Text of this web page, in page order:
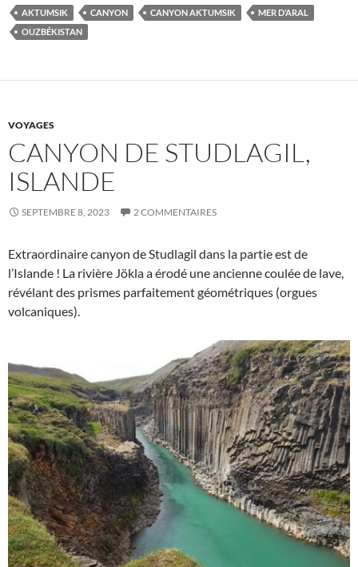
AKTUMSIK CANYON CANYON AKTUMSIK
MER D’ARAL
OUZBÉKISTAN
VOYAGES
CANYON DE STUDLAGIL,
ISLANDE
SEPTEMBRE 8, 2023 2 COMMENTAIRES
Extraordinaire canyon de Studlagil dans la partie est de
l’Islande ! La rivière Jökla a érodé une ancienne coulée de lave,
révélant des prismes parfaitement géométriques (orgues
volcaniques).